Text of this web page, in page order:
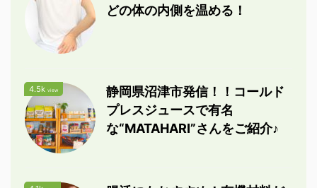
どの体の内側を温める！
4.5k view
静岡県沼津市発信！！コールド
プレスジュースで有名
な“MATAHARI”さんをご紹介♪